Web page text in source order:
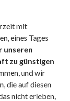
mit
eines Tages
unseren
zu günstigen
und wir
die auf diesen
nicht erleben,